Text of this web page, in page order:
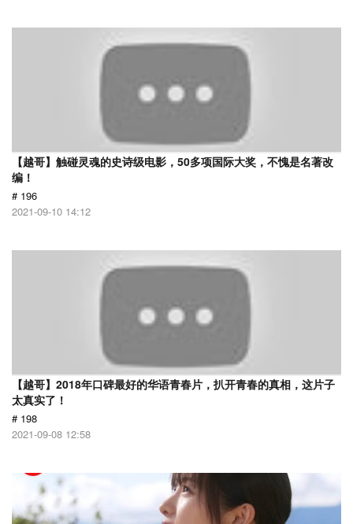
【越哥】触碰灵魂的史诗级电影，50多项国际大奖，不愧是名著改
编！
# 196
2021-09-10 14:12
【越哥】2018年口碑最好的华语青春片，扒开青春的真相，这片子
太真实了！
# 198
2021-09-08 12:58